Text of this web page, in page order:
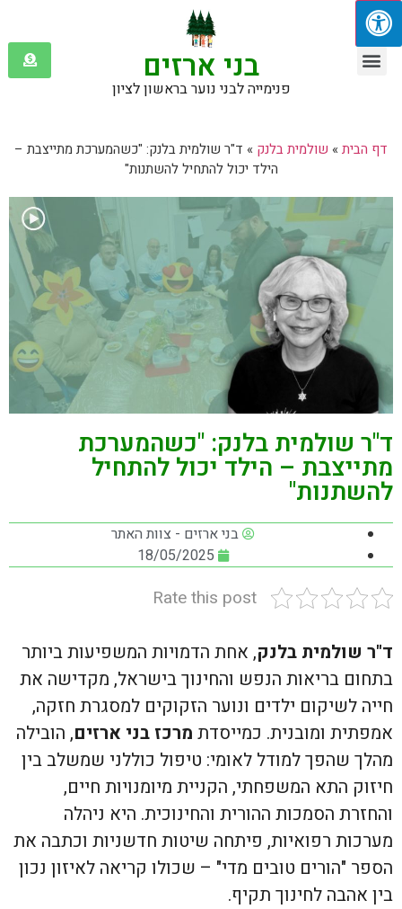
בני ארזים
פנימייה לבני נוער בראשון לציון
דף הבית » שולמית בלנק » ד"ר שולמית בלנק: "כשהמערכת מתייצבת –
הילד יכול להתחיל להשתנות"
ד"ר שולמית בלנק: "כשהמערכת
מתייצבת – הילד יכול להתחיל
להשתנות"
בני ארזים - צוות האתר
18/05/2025
Rate this post
ד"ר שולמית בלנק, אחת הדמויות המשפיעות ביותר
בתחום בריאות הנפש והחינוך בישראל, מקדישה את
חייה לשיקום ילדים ונוער הזקוקים למסגרת חזקה,
אמפתית ומובנית. כמייסדת מרכז בני ארזים, הובילה
מהלך שהפך למודל לאומי: טיפול כוללני שמשלב בין
חיזוק התא המשפחתי, הקניית מיומנויות חיים,
והחזרת הסמכות ההורית והחינוכית. היא ניהלה
מערכות רפואיות, פיתחה שיטות חדשניות וכתבה את
הספר "הורים טובים מדי" – שכולו קריאה לאיזון נכון
בין אהבה לחינוך תקיף.